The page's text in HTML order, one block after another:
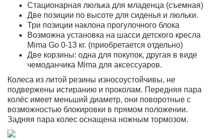
Стационарная люлька для младенца (съемная)
Две позиции по высоте для сиденья и люльки.
Три позиции наклона прогулочного блока
Возможна установка на шасси детского кресла
Mima Go 0-13 кг. (приобретается отдельно)
Две корзины: одна для покупок, другая в виде
чемоданчика Mima для аксессуаров.
Колеса из литой резины износоустойчивы, не
подвержены истиранию и проколам. Передняя пара
колёс имеет меньший диаметр, они поворотные с
возможностью блокировки в прямом положении.
Задняя пара колес оснащена ножным тормозом.